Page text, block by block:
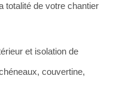
totalité de votre chantier
et isolation de
couvertine,